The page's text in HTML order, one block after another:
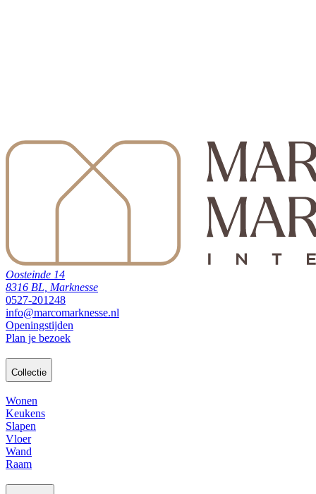
Oosteinde 14
8316 BL, Marknesse
0527-201248
info@marcomarknesse.nl
Openingstijden
Plan je bezoek
Collectie
Wonen
Keukens
Slapen
Vloer
Wand
Raam